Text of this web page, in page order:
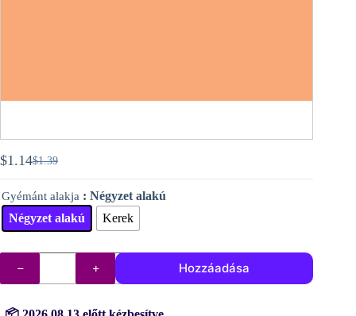
$1.39
Original
price
was:
$1.39.
$1.14Current
price
is:
$1.14.
Gyémánt alakja : Négyzet alakú
Négyzet alakú
Kerek
DMC
gyémántok
(kövek)
402
Hozzáadása